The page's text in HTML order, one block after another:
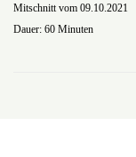
Mitschnitt vom 09.10.2021
Dauer: 60 Minuten